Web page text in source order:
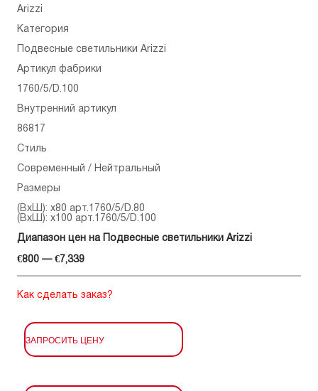
Arizzi
Категория
Подвесные светильники Arizzi
Артикул фабрики
1760/5/D.100
Внутренний артикул
86817
Стиль
Современный / Нейтральный
Размеры
(ВхШ): x80 арт.1760/5/D.80
(ВхШ): x100 арт.1760/5/D.100
Диапазон цен на Подвесные светильники Arizzi
€800 — €7,339
Как сделать заказ?
ЗАПРОСИТЬ ЦЕНУ